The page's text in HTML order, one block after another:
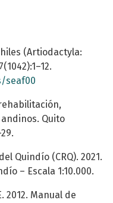
(Artiodactyla:
seaf00
Quito
Quindío (CRQ). 2021.
– Escala 1:10.000.
2012. Manual de